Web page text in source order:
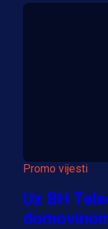
Promo vijesti
Uz BH